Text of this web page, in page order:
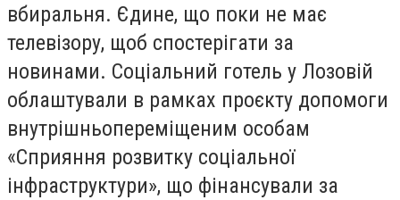
вбиральня. Єдине, що поки не має
телевізору, щоб спостерігати за
новинами. Соціальний готель у Лозовій
облаштували в рамках проєкту допомоги
внутрішньопереміщеним особам
«Сприяння розвитку соціальної
інфраструктури», що фінансували за